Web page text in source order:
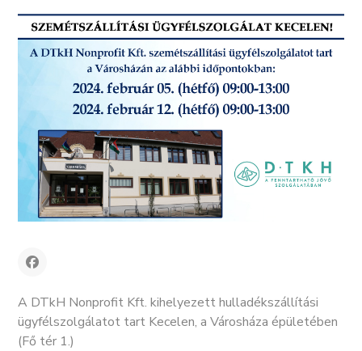
A DTkH Nonprofit Kft. kihelyezett hulladékszállítási
ügyfélszolgálatot tart Kecelen, a Városháza épületében
(Fő tér 1.)